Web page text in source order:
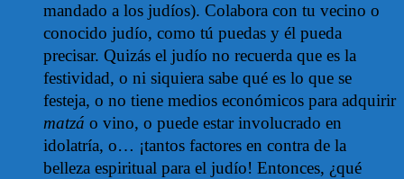
mandado a los judíos). Colabora con tu vecino o
conocido judío, como tú puedas y él pueda
precisar. Quizás el judío no recuerda que es la
festividad, o ni siquiera sabe qué es lo que se
festeja, o no tiene medios económicos para adquirir
matzá o vino, o puede estar involucrado en
idolatría, o… ¡tantos factores en contra de la
belleza espiritual para el judío! Entonces, ¿qué